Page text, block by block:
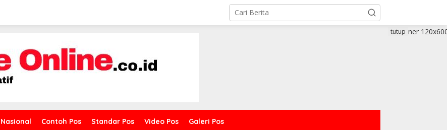
Nasional Contoh Pos Standar Pos Video Pos Galeri Pos
tutup